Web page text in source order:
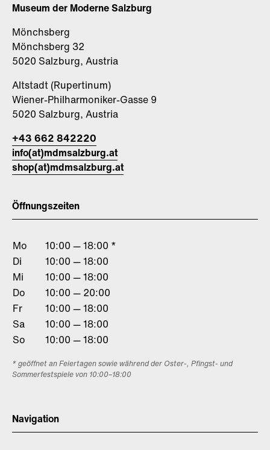
Museum der Moderne Salzburg
Mönchsberg
Mönchsberg 32
5020 Salzburg, Austria
Altstadt (Rupertinum)
Wiener-Philharmoniker-Gasse 9
5020 Salzburg, Austria
+43 662 842220
info(at)mdmsalzburg.at
shop(at)mdmsalzburg.at
Öffnungszeiten
Mo
10:00 — 18:00 *
Di
10:00 — 18:00
Mi
10:00 — 18:00
Do
10:00 — 20:00
Fr
10:00 — 18:00
Sa
10:00 — 18:00
So
10:00 — 18:00
* geöffnet an Feiertagen sowie während der Oster-, Pfingst- und
Sommerfestspiele von 10:00–18:00
Navigation